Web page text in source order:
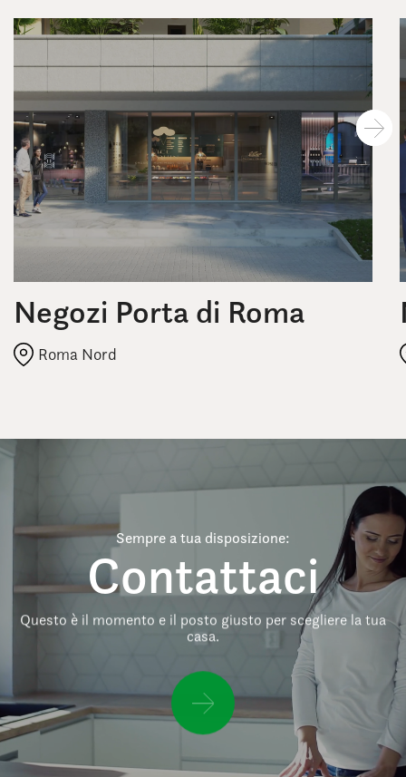
Negozi Porta di Roma
Roma Nord
Sempre a tua disposizione:
Contattaci
Questo è il momento e il posto giusto per scegliere la tua
casa.